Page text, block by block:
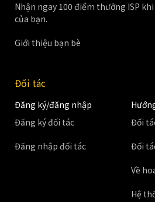
Nhận ngay 100 điểm thưởng ISP
của bạn.
Giới thiệu bạn bè
Đối tác
Đăng ký/đăng nhập
Đăng ký đối tác
Đăng nhập đối tác
Đối
Đối
Về
Hệ